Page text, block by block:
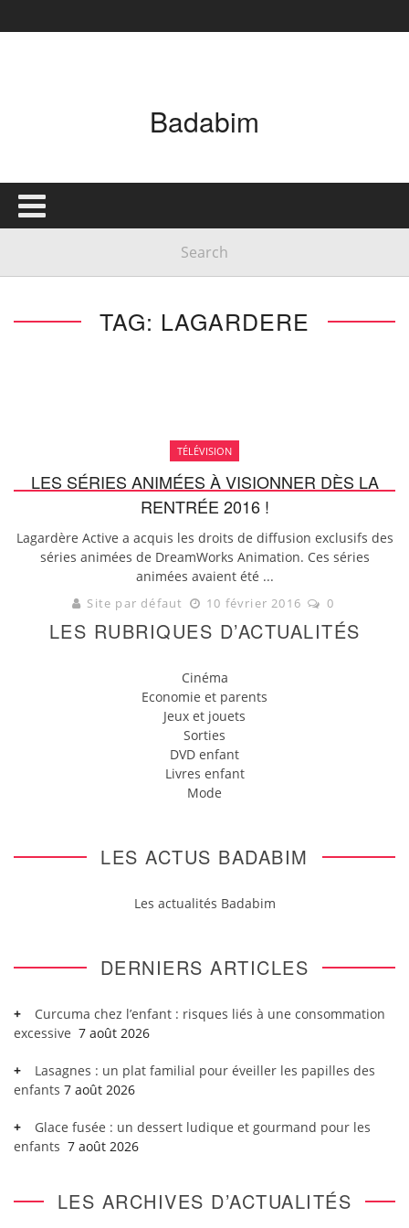
Badabim
TAG: LAGARDERE
TÉLÉVISION
LES SÉRIES ANIMÉES À VISIONNER DÈS LA
RENTRÉE 2016 !
Lagardère Active a acquis les droits de diffusion exclusifs des
séries animées de DreamWorks Animation. Ces séries
animées avaient été ...
Site par défaut 10 février 2016 0
LES RUBRIQUES D’ACTUALITÉS
Cinéma
Economie et parents
Jeux et jouets
Sorties
DVD enfant
Livres enfant
Mode
LES ACTUS BADABIM
Les actualités Badabim
DERNIERS ARTICLES
Curcuma chez l’enfant : risques liés à une consommation
excessive 7 août 2026
Lasagnes : un plat familial pour éveiller les papilles des
enfants 7 août 2026
Glace fusée : un dessert ludique et gourmand pour les
enfants 7 août 2026
LES ARCHIVES D’ACTUALITÉS